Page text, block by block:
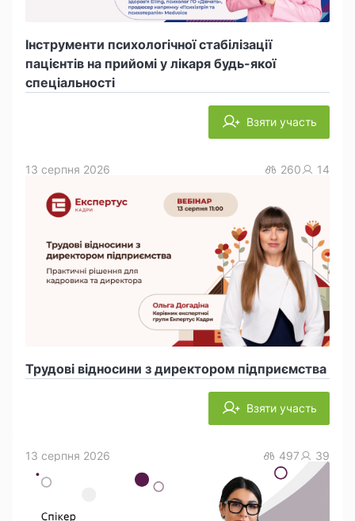
Інструменти психологічної стабілізації
пацієнтів на прийомі у лікаря будь-якої
спеціальності
Взяти участь
Трудові відносини з директором підприємства
13 серпня 2026 260 14
Взяти участь
13 серпня 2026 497 39